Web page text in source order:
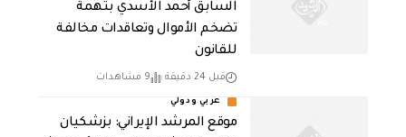
السابق أحمد الأسدي بتهمة
تضخم الأموال وتعاقدات مخالفة
للقانون
قبل 24 دقيقة 9 مشاهدات
عربي ودولي
موقع المرشد الإيراني: بزشكيان